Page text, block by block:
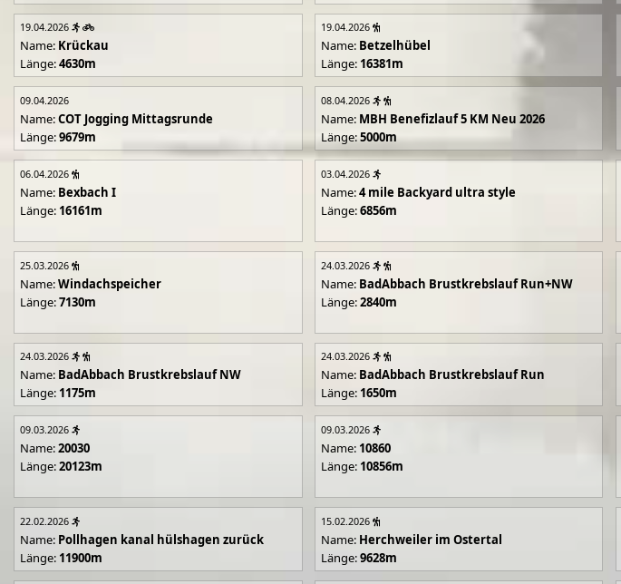
19.04.2026
Name: Krückau
Länge:4630m
19.04.2026
Name: Betzelhübel
Länge: 16381m
09.04.2026
Name:COT Jogging Mittagsrunde
Länge:9679m
08.04.2026
Name: MBH Benefizlauf 5 KM Neu 2026
Länge:5000m
06.04.2026
Name: Bexbach I
Länge: 16161m
03.04.2026
Name:4 mile Backyard ultra style
Länge:6856m
25.03.2026
Name:Windachspeicher
Länge:7130m
24.03.2026
Name: BadAbbach Brustkrebslauf Run+NW
Länge:2840m
24.03.2026
Name: BadAbbach Brustkrebslauf NW
Länge: 1175m
24.03.2026
Name: BadAbbach Brustkrebslauf Run
Länge: 1650m
09.03.2026
Name:20030
Länge:20123m
09.03.2026
Name: 10860
Länge: 10856m
22.02.2026
Name: Pollhagen kanal hülshagen zurück
Länge: 11900m
15.02.2026
Name: Herchweiler im Ostertal
Länge:9628m